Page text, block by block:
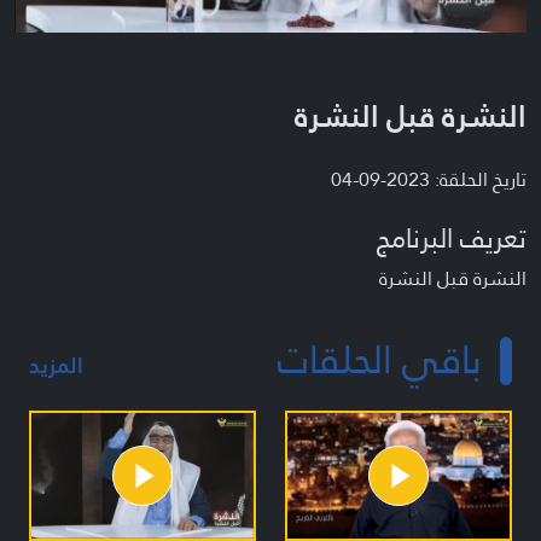
النشرة قبل النشرة
تاريخ الحلقة: 2023-09-04
تعريف البرنامج
النشرة قبل النشرة
باقي الحلقات المزيد